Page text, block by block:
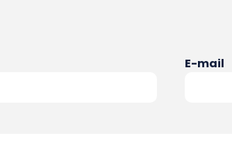
E-mail